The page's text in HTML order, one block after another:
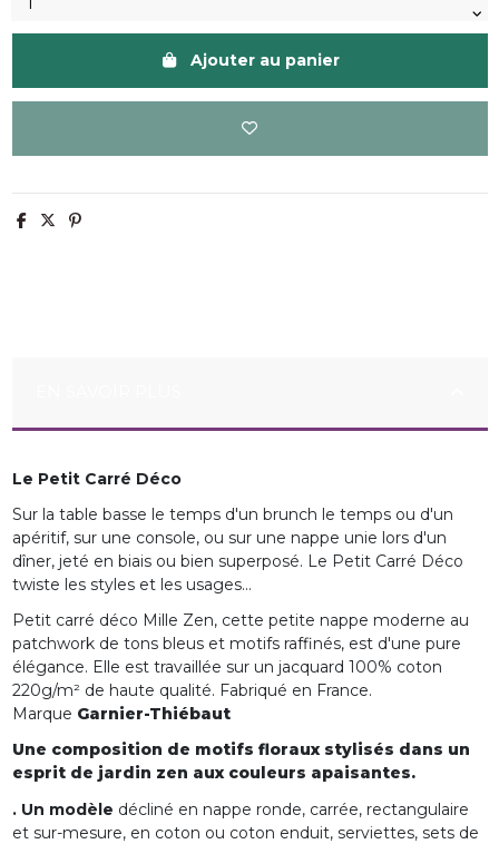
Ajouter au panier
Le Petit Carré Déco
Sur la table basse le temps d'un brunch le temps ou d'un
apéritif, sur une console, ou sur une nappe unie lors d'un
dîner, jeté en biais ou bien superposé. Le Petit Carré Déco
twiste les styles et les usages...
Petit carré déco Mille Zen, cette petite nappe moderne au
patchwork de tons bleus et motifs raffinés, est d'une pure
élégance. Elle est travaillée sur un jacquard 100% coton
220g/m² de haute qualité. Fabriqué en France.
Marque Garnier-Thiébaut
Une composition de motifs floraux stylisés dans un
esprit de jardin zen aux couleurs apaisantes.
. Un modèle décliné en nappe ronde, carrée, rectangulaire
et sur-mesure, en coton ou coton enduit, serviettes, sets de